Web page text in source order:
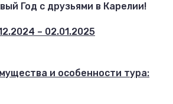
Год с друзьями в Карелии!
– 02.01.2025
и особенности тура: